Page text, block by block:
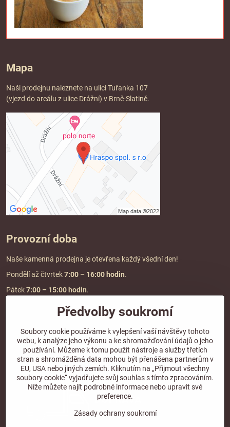
Mapa
Naši prodejnu naleznete na ulici Tuřanka 107
(vjezd do areálu z ulice Drážní) v Brně-Slatině.
Provozní doba
Naše kamenná prodejna je otevřena každý všední den!
Pondělí až čtvrtek7:00 – 16:00 hodin.
Pátek7:00 – 15:00 hodin.
Doprava a platba
DOPRAVA ZDARMA
při objednávce nad2000 Kč vč. DPH.
*Nevztahuje se na paletovou přepravu.
Předvolby soukromí
Soubory cookie používáme k vylepšení vaší návštěvy tohoto
webu, k analýze jeho výkonu a ke shromažďování údajů o jeho
používání. Můžeme k tomu použít nástroje a služby třetích
stran a shromážděná data mohou být přenášena partnerům v
EU, USA nebo jiných zemích. Kliknutím na „Přijmout všechny
soubory cookie“ vyjadřujete svůj souhlas s tímto zpracováním.
Níže můžete najít podrobné informace nebo upravit své
preference.
Zásady ochrany soukromí